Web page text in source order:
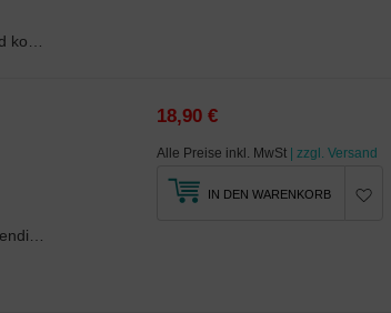
18,90 €
Alle Preise inkl. MwSt | zzgl. Versand
IN DEN WARENKORB